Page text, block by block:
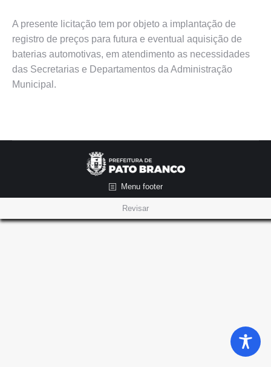
A presente licitação tem por objeto a implantação de
registro de preços para futura e eventual aquisição de
baterias automotivas, em atendimento as necessidades
das Secretarias e Departamentos da Administração
Municipal.
Menu footer
Revisar